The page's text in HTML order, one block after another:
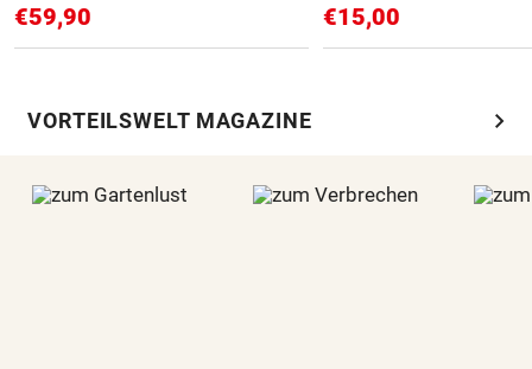
€59,90 €15,00
VORTEILSWELT MAGAZINE chevron_right